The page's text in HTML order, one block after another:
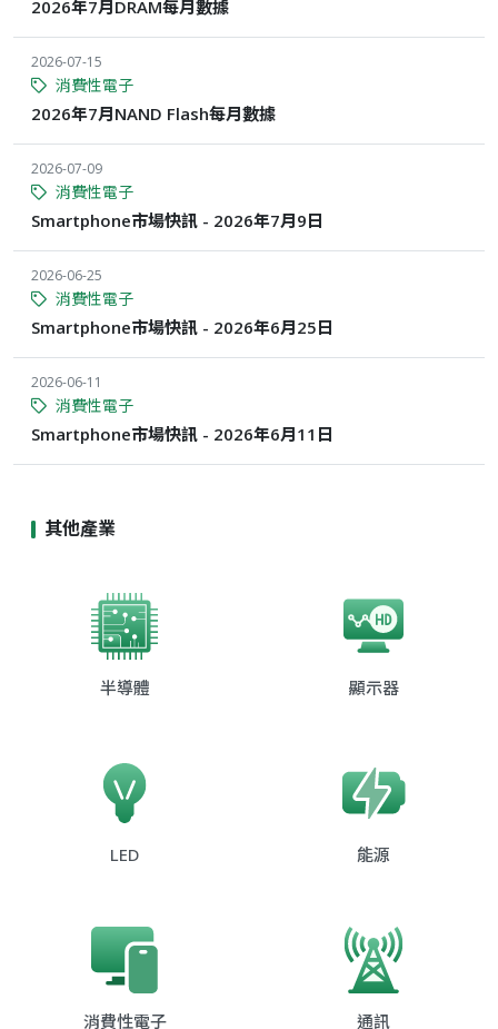
2026年7月DRAM每月數據
2026-07-15
消費性電子
2026年7月NAND Flash每月數據
2026-07-09
消費性電子
Smartphone市場快訊 - 2026年7月9日
2026-06-25
消費性電子
Smartphone市場快訊 - 2026年6月25日
2026-06-11
消費性電子
Smartphone市場快訊 - 2026年6月11日
其他產業
半導體 顯示器
LED 能源
消費性電子 通訊